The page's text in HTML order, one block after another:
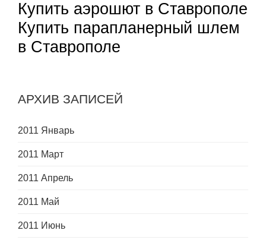
Купить аэрошют в Ставрополе
Купить парапланерный шлем
в Ставрополе
АРХИВ ЗАПИСЕЙ
2011 Январь
2011 Март
2011 Апрель
2011 Май
2011 Июнь